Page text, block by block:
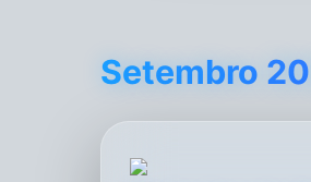
Setembro